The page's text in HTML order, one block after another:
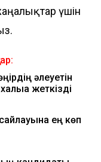
үшін
әлеуетін
жеткізді
ең көп